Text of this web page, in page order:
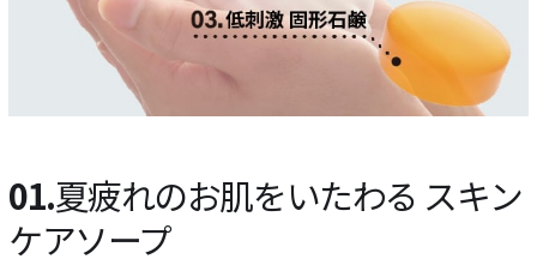
01.夏疲れのお肌をいたわる スキン
ケアソープ